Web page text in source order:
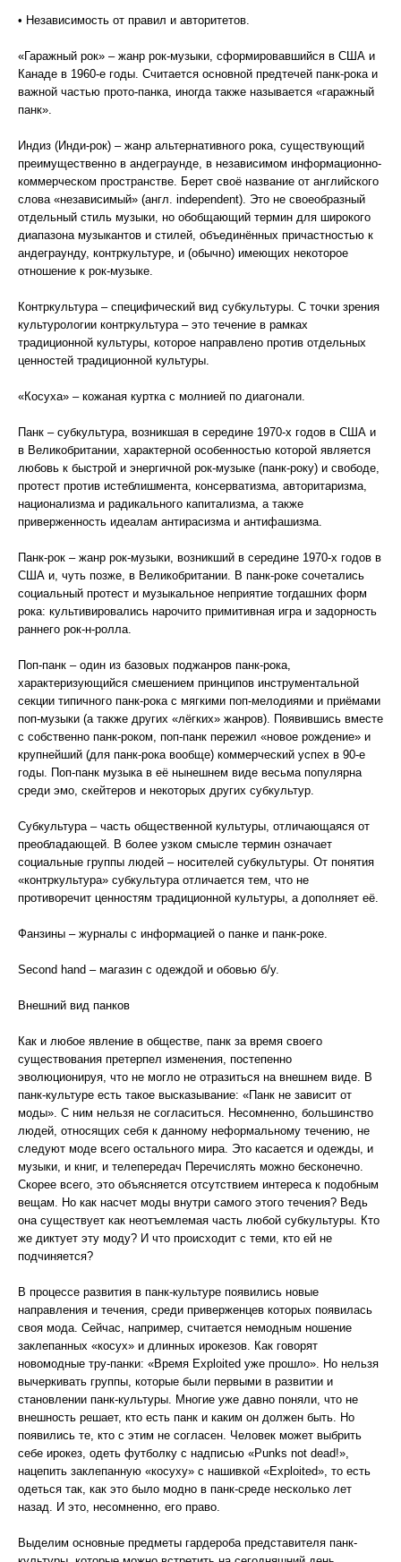
• Независимость от правил и авторитетов.
«Гаражный рок» – жанр рок-музыки, сформировавшийся в США и
Канаде в 1960-е годы. Считается основной предтечей панк-рока и
важной частью прото-панка, иногда также называется «гаражный
панк».
Индиз (Инди-рок) – жанр альтернативного рока, существующий
преимущественно в андеграунде, в независимом информационно-
коммерческом пространстве. Берет своё название от английского
слова «независимый» (англ. independent). Это не своеобразный
отдельный стиль музыки, но обобщающий термин для широкого
диапазона музыкантов и стилей, объединённых причастностью к
андеграунду, контркультуре, и (обычно) имеющих некоторое
отношение к рок-музыке.
Контркультура – специфический вид субкультуры. С точки зрения
культурологии контркультура – это течение в рамках
традиционной культуры, которое направлено против отдельных
ценностей традиционной культуры.
«Косуха» – кожаная куртка с молнией по диагонали.
Панк – субкультура, возникшая в середине 1970-х годов в США и
в Великобритании, характерной особенностью которой является
любовь к быстрой и энергичной рок-музыке (панк-року) и свободе,
протест против истеблишмента, консерватизма, авторитаризма,
национализма и радикального капитализма, а также
приверженность идеалам антирасизма и антифашизма.
Панк-рок – жанр рок-музыки, возникший в середине 1970-х годов в
США и, чуть позже, в Великобритании. В панк-роке сочетались
социальный протест и музыкальное неприятие тогдашних форм
рока: культивировались нарочито примитивная игра и задорность
раннего рок-н-ролла.
Поп-панк – один из базовых поджанров панк-рока,
характеризующийся смешением принципов инструментальной
секции типичного панк-рока с мягкими поп-мелодиями и приёмами
поп-музыки (а также других «лёгких» жанров). Появившись вместе
с собственно панк-роком, поп-панк пережил «новое рождение» и
крупнейший (для панк-рока вообще) коммерческий успех в 90-е
годы. Поп-панк музыка в её нынешнем виде весьма популярна
среди эмо, скейтеров и некоторых других субкультур.
Субкультура – часть общественной культуры, отличающаяся от
преобладающей. В более узком смысле термин означает
социальные группы людей – носителей субкультуры. От понятия
«контркультура» субкультура отличается тем, что не
противоречит ценностям традиционной культуры, а дополняет её.
Фанзины – журналы с информацией о панке и панк-роке.
Second hand – магазин с одеждой и обовью б/у.
Внешний вид панков
Как и любое явление в обществе, панк за время своего
существования претерпел изменения, постепенно
эволюционируя, что не могло не отразиться на внешнем виде. В
панк-культуре есть такое высказывание: «Панк не зависит от
моды». С ним нельзя не согласиться. Несомненно, большинство
людей, относящих себя к данному неформальному течению, не
следуют моде всего остального мира. Это касается и одежды, и
музыки, и книг, и телепередач Перечислять можно бесконечно.
Скорее всего, это объясняется отсутствием интереса к подобным
вещам. Но как насчет моды внутри самого этого течения? Ведь
она существует как неотъемлемая часть любой субкультуры. Кто
же диктует эту моду? И что происходит с теми, кто ей не
подчиняется?
В процессе развития в панк-культуре появились новые
направления и течения, среди приверженцев которых появилась
своя мода. Сейчас, например, считается немодным ношение
заклепанных «косух» и длинных ирокезов. Как говорят
новомодные тру-панки: «Время Exploited уже прошло». Но нельзя
вычеркивать группы, которые были первыми в развитии и
становлении панк-культуры. Многие уже давно поняли, что не
внешность решает, кто есть панк и каким он должен быть. Но
появились те, кто с этим не согласен. Человек может выбрить
себе ирокез, одеть футболку с надписью «Punks not dead!»,
нацепить заклепанную «косуху» с нашивкой «Exploited», то есть
одеться так, как это было модно в панк-среде несколько лет
назад. И это, несомненно, его право.
Выделим основные предметы гардероба представителя панк-